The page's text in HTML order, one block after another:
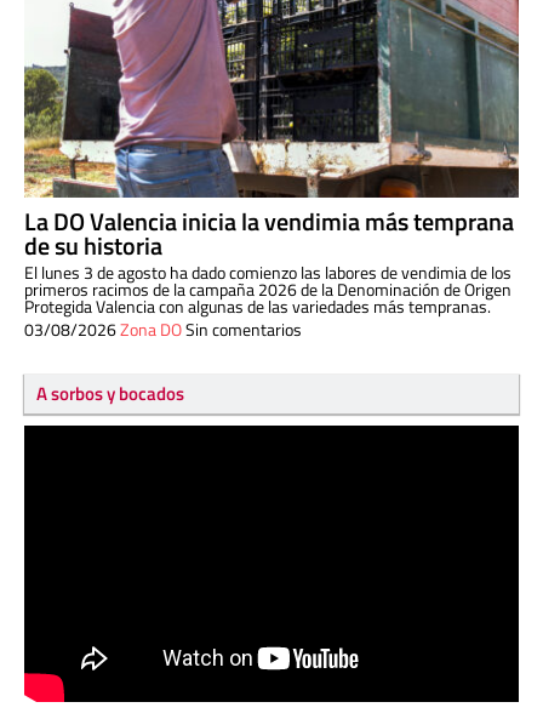
La DO Valencia inicia la vendimia más temprana
de su historia
El lunes 3 de agosto ha dado comienzo las labores de vendimia de los
primeros racimos de la campaña 2026 de la Denominación de Origen
Protegida Valencia con algunas de las variedades más tempranas.
03/08/2026Zona DOSin comentarios
A sorbos y bocados